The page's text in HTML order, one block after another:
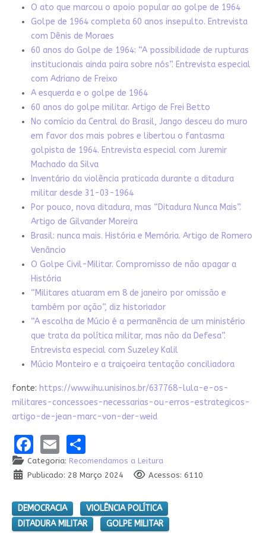
O ato que marcou o apoio popular ao golpe de 1964
Golpe de 1964 completa 60 anos insepulto. Entrevista
com Dênis de Moraes
60 anos do Golpe de 1964: “A possibilidade de rupturas
institucionais ainda paira sobre nós”. Entrevista especial
com Adriano de Freixo
A esquerda e o golpe de 1964
60 anos do golpe militar. Artigo de Frei Betto
No comício da Central do Brasil, Jango desceu do muro
em favor dos mais pobres e libertou o fantasma
golpista de 1964. Entrevista especial com Juremir
Machado da Silva
Inventário da violência praticada durante a ditadura
militar desde 31-03-1964
Por pouco, nova ditadura, mas “Ditadura Nunca Mais”.
Artigo de Gilvander Moreira
Brasil: nunca mais. História e Memória. Artigo de Romero
Venâncio
O Golpe Civil-Militar. Compromisso de não apagar a
História
“Militares atuaram em 8 de janeiro por omissão e
também por ação”, diz historiador
“A escolha de Múcio é a permanência de um ministério
que trata da política militar, mas não da Defesa”.
Entrevista especial com Suzeley Kalil
Múcio Monteiro e a traiçoeira tentação conciliadora
fonte: https://www.ihu.unisinos.br/637768-lula-e-os-
militares-concessoes-necessarias-ou-erros-estrategicos-
artigo-de-jean-marc-von-der-weid
Facebook
EmailShare
Categoria: Recomendamos a Leitura
Publicado: 28 Março 2024
Acessos: 6110
DEMOCRACIA
VIOLÊNCIA POLÍTICA
DITADURA MILITAR
GOLPE MILITAR